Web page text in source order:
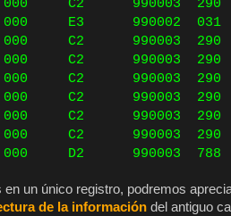
000 C2 990003 290
000 E3 990002 031
000 C2 990003 290
000 C2 990003 290
000 C2 990003 290
000 C2 990003 290
000 C2 990003 290
000 C2 990003 290
000 D2 990003 788
en un único registro, podremos
de la información del antiguo